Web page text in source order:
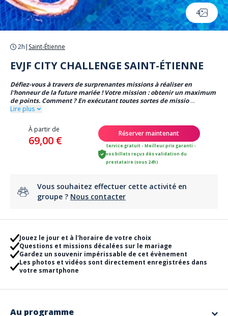
4
2h | Saint-Étienne
EVJF CITY CHALLENGE SAINT-ÉTIENNE
Défiez-vous à travers de surprenantes missions à réaliser en
l'honneur de la future mariée ! Votre mission : obtenir un maximum
de points. Comment ? En exécutant toutes sortes de missio ...
Lire plus
À partir de
69,00 €
Réserver maintenant
Service gratuit - Meilleur prix garanti -
vos billets reçus dès validation du
prestataire (sous 24h)
Vous souhaitez effectuer cette activité en
groupe ? Nous contacter
Jouez le jour et à l'horaire de votre choix
Questions et missions décalées sur le mariage
Gardez un souvenir impérissable de cet évènement
Les photos et vidéos sont directement enregistrées dans
votre smartphone
Au programme